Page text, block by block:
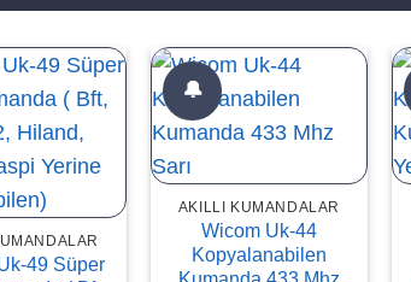
49 Süper
🔔
AKILLI KUMANDALAR
Wicom Uk-44
Kopyalanabilen